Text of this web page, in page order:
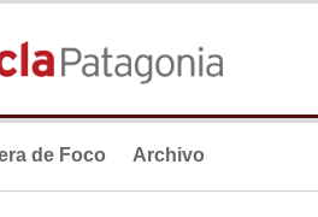
de Foco Archivo